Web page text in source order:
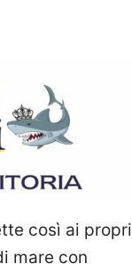
così ai propri
mare con